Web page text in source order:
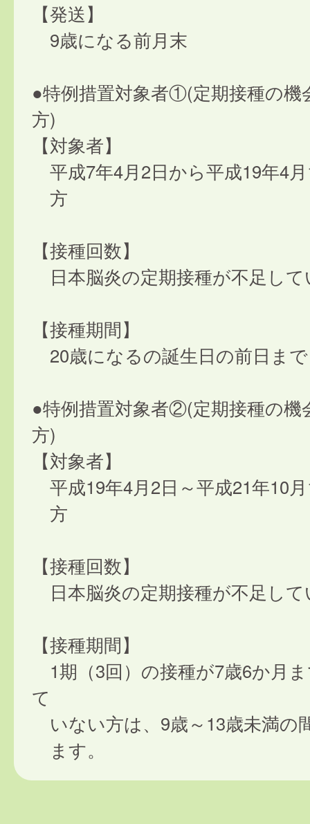
【発送】
9歳になる前月末
●特例措置対象者①(定期接種の機
方)
【対象者】
平成7年4月2日から平成19年4
方
【接種回数】
日本脳炎の定期接種が不足して
【接種期間】
20歳になるの誕生日の前日まで
●特例措置対象者②(定期接種の機
方)
【対象者】
平成19年4月2日～平成21年10
方
【接種回数】
日本脳炎の定期接種が不足して
【接種期間】
1期（3回）の接種が7歳6か月
て
いない方は、9歳～13歳未満の
ます。